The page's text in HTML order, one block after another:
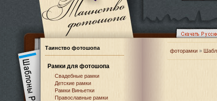
Таинство фотошопа
Рамки для фотошопа
Свадебные рамки
Детские рамки
Рамки Виньетки
Православные рамки
фоторамки »